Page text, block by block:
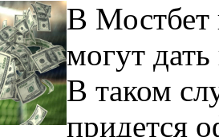
В Мостбет
могут
В таком
придется